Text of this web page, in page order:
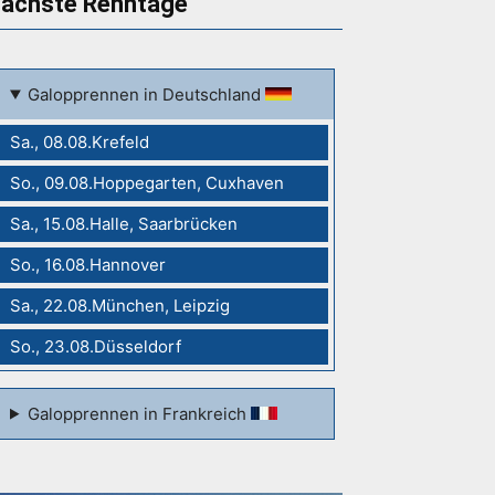
Galopprennen in Deutschland
Sa., 08.08.Krefeld
So., 09.08.Hoppegarten, Cuxhaven
Sa., 15.08.Halle, Saarbrücken
So., 16.08.Hannover
Sa., 22.08.München, Leipzig
So., 23.08.Düsseldorf
Galopprennen in Frankreich